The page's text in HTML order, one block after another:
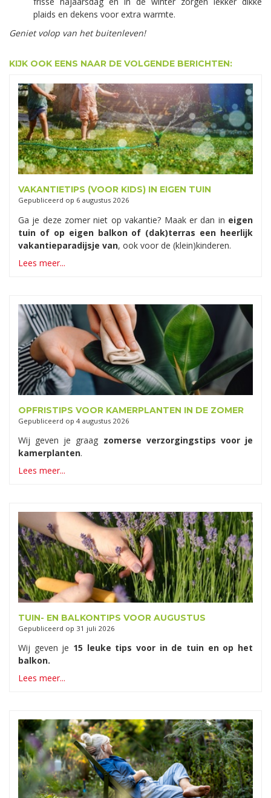
plaids en dekens voor extra warmte.
Geniet volop van het buitenleven!
KIJK OOK EENS NAAR DE VOLGENDE BERICHTEN:
VAKANTIETIPS (VOOR KIDS) IN EIGEN TUIN
Gepubliceerd op 6 augustus 2026
Ga je deze zomer niet op vakantie? Maak er dan in eigen
tuin of op eigen balkon of (dak)terras een heerlijk
vakantieparadijsje van, ook voor de (klein)kinderen.
Lees meer...
OPFRISTIPS VOOR KAMERPLANTEN IN DE ZOMER
Gepubliceerd op 4 augustus 2026
Wij geven je graag zomerse verzorgingstips voor je
kamerplanten.
Lees meer...
TUIN- EN BALKONTIPS VOOR AUGUSTUS
Gepubliceerd op 31 juli 2026
Wij geven je 15 leuke tips voor in de tuin en op het
balkon.
Lees meer...